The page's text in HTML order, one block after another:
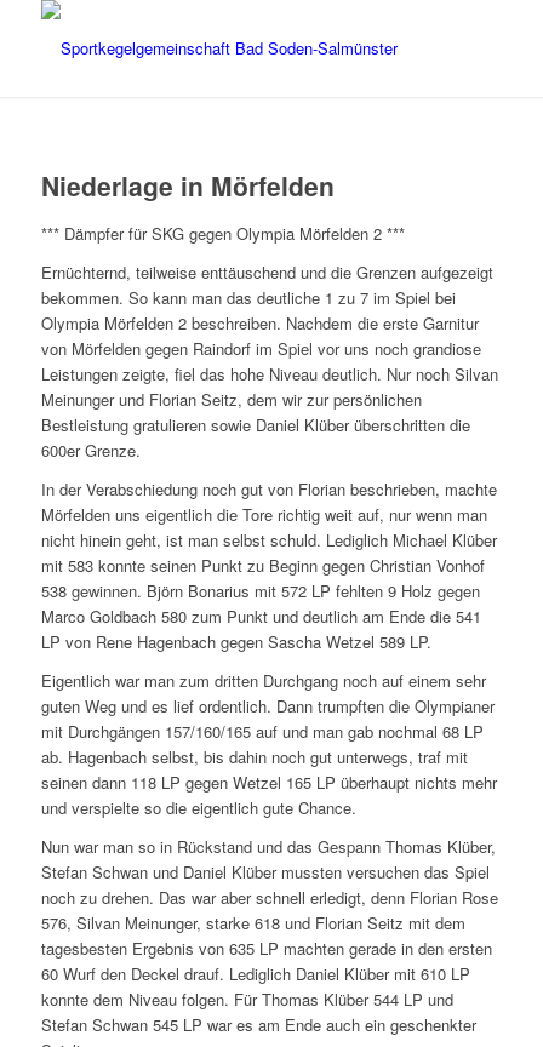
Niederlage in Mörfelden
*** Dämpfer für SKG gegen Olympia Mörfelden 2 ***
Ernüchternd, teilweise enttäuschend und die Grenzen aufgezeigt
bekommen. So kann man das deutliche 1 zu 7 im Spiel bei
Olympia Mörfelden 2 beschreiben. Nachdem die erste Garnitur
von Mörfelden gegen Raindorf im Spiel vor uns noch grandiose
Leistungen zeigte, fiel das hohe Niveau deutlich. Nur noch Silvan
Meinunger und Florian Seitz, dem wir zur persönlichen
Bestleistung gratulieren sowie Daniel Klüber überschritten die
600er Grenze.
In der Verabschiedung noch gut von Florian beschrieben, machte
Mörfelden uns eigentlich die Tore richtig weit auf, nur wenn man
nicht hinein geht, ist man selbst schuld. Lediglich Michael Klüber
mit 583 konnte seinen Punkt zu Beginn gegen Christian Vonhof
538 gewinnen. Björn Bonarius mit 572 LP fehlten 9 Holz gegen
Marco Goldbach 580 zum Punkt und deutlich am Ende die 541
LP von Rene Hagenbach gegen Sascha Wetzel 589 LP.
Eigentlich war man zum dritten Durchgang noch auf einem sehr
guten Weg und es lief ordentlich. Dann trumpften die Olympianer
mit Durchgängen 157/160/165 auf und man gab nochmal 68 LP
ab. Hagenbach selbst, bis dahin noch gut unterwegs, traf mit
seinen dann 118 LP gegen Wetzel 165 LP überhaupt nichts mehr
und verspielte so die eigentlich gute Chance.
Nun war man so in Rückstand und das Gespann Thomas Klüber,
Stefan Schwan und Daniel Klüber mussten versuchen das Spiel
noch zu drehen. Das war aber schnell erledigt, denn Florian Rose
576, Silvan Meinunger, starke 618 und Florian Seitz mit dem
tagesbesten Ergebnis von 635 LP machten gerade in den ersten
60 Wurf den Deckel drauf. Lediglich Daniel Klüber mit 610 LP
konnte dem Niveau folgen. Für Thomas Klüber 544 LP und
Stefan Schwan 545 LP war es am Ende auch ein geschenkter